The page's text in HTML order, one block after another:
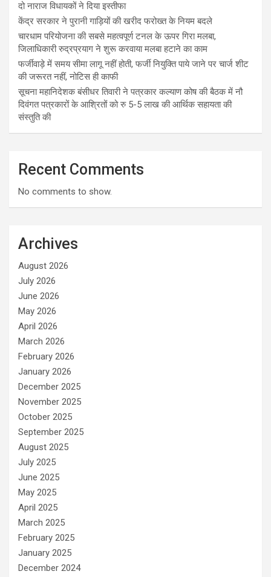
दो नाराज विधायकों ने दिया इस्तीफा
केंद्र सरकार ने पुरानी गाड़ियों की खरीद फरोख्त के नियम बदले
चारधाम परियोजना की सबसे महत्वपूर्ण टनल के ऊपर गिरा मलबा,
जिलाधिकारी रुद्रप्रयाग ने शुरू करवाया मलबा हटाने का काम
फर्जीवाड़े में समय सीमा लागू नहीं होती, फर्जी नियुक्ति पाये जाने पर चार्ज शीट
की जरूरत नहीं, नोटिस ही काफी
सूचना महानिदेशक बंसीधर तिवारी ने पत्रकार कल्याण कोष की बैठक में नौ
दिवंगत पत्रकारों के आश्रितों को रु 5-5 लाख की आर्थिक सहायता की
संस्तुति की
Recent Comments
No comments to show.
Archives
August 2026
July 2026
June 2026
May 2026
April 2026
March 2026
February 2026
January 2026
December 2025
November 2025
October 2025
September 2025
August 2025
July 2025
June 2025
May 2025
April 2025
March 2025
February 2025
January 2025
December 2024